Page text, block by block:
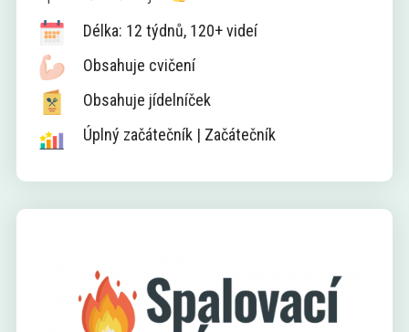
Délka: 12 týdnů, 120+ videí
Obsahuje cvičení
Obsahuje jídelníček
Úplný začátečník | Začátečník